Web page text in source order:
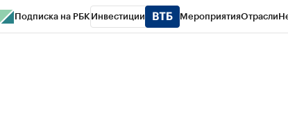
Подписка на РБК Инвестиции МероприятияОтрасли